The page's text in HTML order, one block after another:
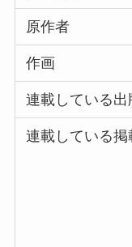
原作者
作画
連載している出
連載している掲